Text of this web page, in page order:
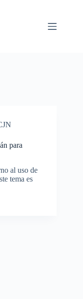
para
al uso de
tema es